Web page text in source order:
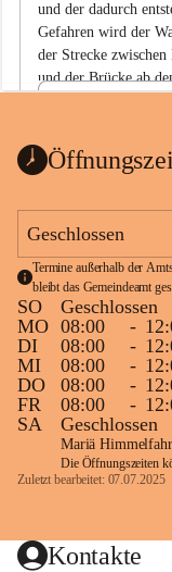
und der dadurch
Gefahren wird der
der Strecke
und der Brücke ab
ht
1 Seite•0,1 MB
Geschlossen
Termine außerhalb der
bleibt das Gemeindeamt
SO
Geschlossen
MO 08:00 -
DI
08:00 -
MI
08:00 -
DO
08:00 -
FR
08:00 -
SA
Geschlossen
Mariä
Die Öffnungszeiten
Zuletzt bearbeitet: 07.07.2025
Kontakte